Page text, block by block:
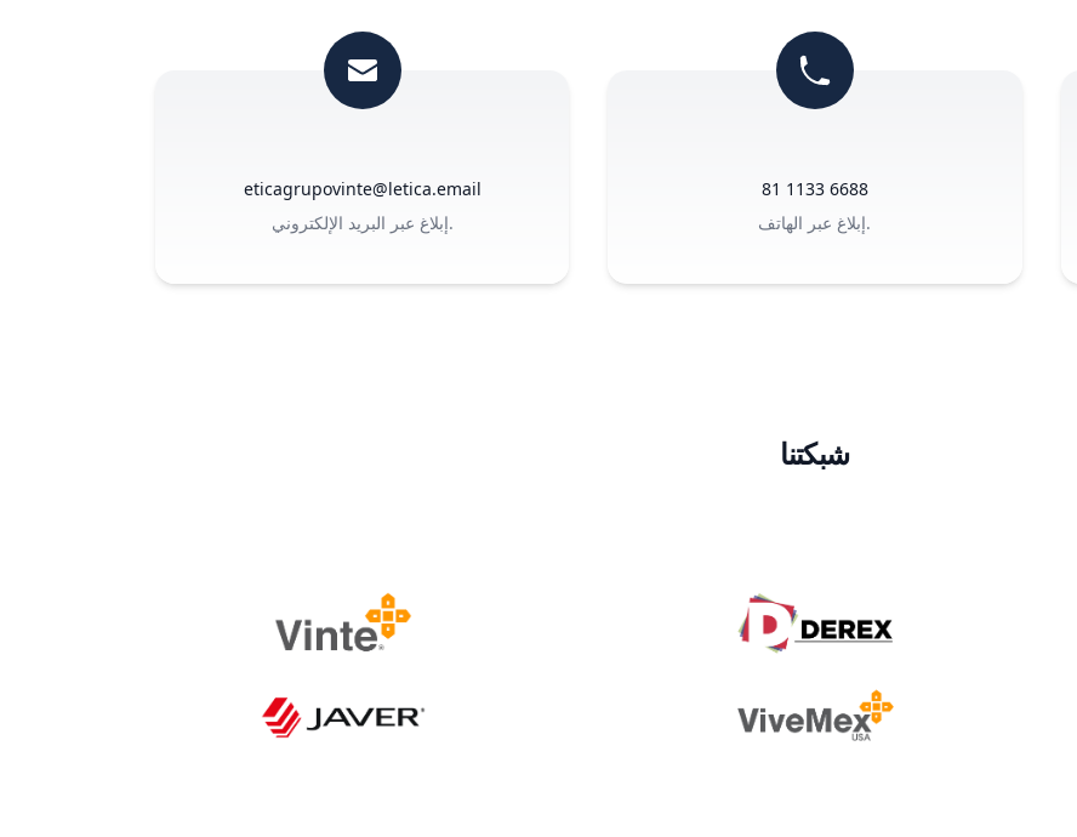
eticagrupovinte@letica.email
إبلاغ عبر البريد الإلكتروني.
81 1133 6688
إبلاغ عبر الهاتف.
شبكتنا